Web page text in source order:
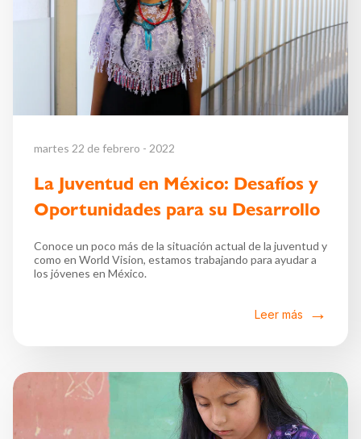
martes 22 de febrero - 2022
La Juventud en México: Desafíos y
Oportunidades para su Desarrollo
Conoce un poco más de la situación actual de la juventud y
como en World Vision, estamos trabajando para ayudar a
los jóvenes en México.
Leer más